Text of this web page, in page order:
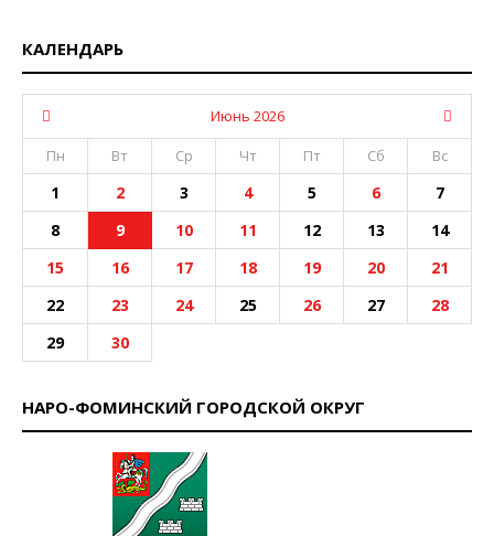
КАЛЕНДАРЬ
Июнь 2026
Пн
Вт Ср Чт Пт Сб Вс
1 2 3 4 5 6
7
8
9 10 11 12 13
14
15
16 17 18 19 20
21
22
23 24 25 26 27
28
29
30
НАРО-ФОМИНСКИЙ ГОРОДСКОЙ ОКРУГ